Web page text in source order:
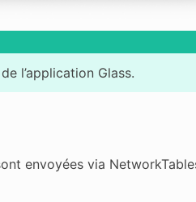
l’application Glass.
envoyées via